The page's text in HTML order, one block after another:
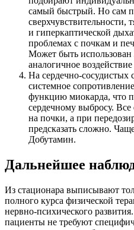
самый быстрый. Но сам
сверхчувствительности,
и гиперкаптической
проблемах с почкам и
Может быть использован
аналогичное
На сердечно-сосудистых
системное
функцию миокарда, что
сердечному выбросу.
на почки, а при
предсказать сложно.
Добутамин.
Дальнейшее
Из стационара выписывают
полного курса физической
нервно-психического
пациенты не требуют